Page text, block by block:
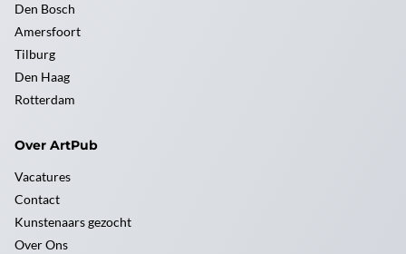
Den Bosch
Amersfoort
Tilburg
Den Haag
Rotterdam
Over ArtPub
Vacatures
Contact
Kunstenaars gezocht
Over Ons